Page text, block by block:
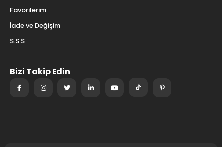
Favorilerim
İade ve Değişim
S.S.S
Bizi Takip Edin